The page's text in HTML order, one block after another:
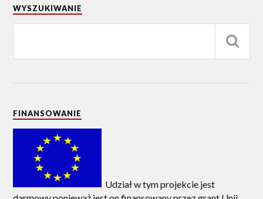
WYSZUKIWANIE
FINANSOWANIE
Udział w tym projekcie jest